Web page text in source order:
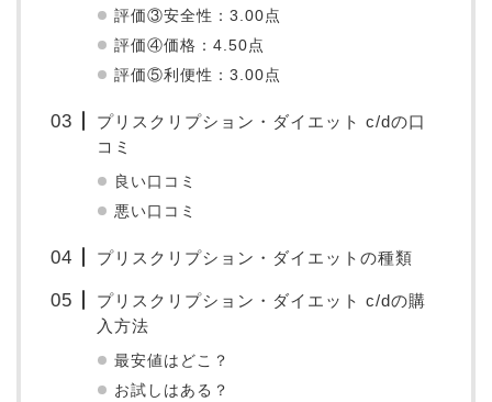
評価③安全性：3.00点
評価④価格：4.50点
評価⑤利便性：3.00点
プリスクリプション・ダイエット c/dの口
コミ
良い口コミ
悪い口コミ
プリスクリプション・ダイエットの種類
プリスクリプション・ダイエット c/dの購
入方法
最安値はどこ？
お試しはある？